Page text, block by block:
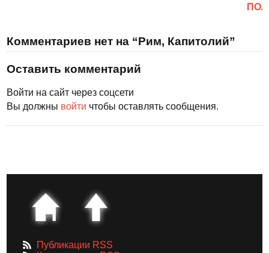
Комментариев нет на “Рим, Капитолий”
Оставить комментарий
Войти на сайт через соцсети
Вы должны войти чтобы оставлять сообщения.
Публикации RSS